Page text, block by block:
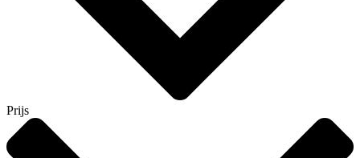
Prijs